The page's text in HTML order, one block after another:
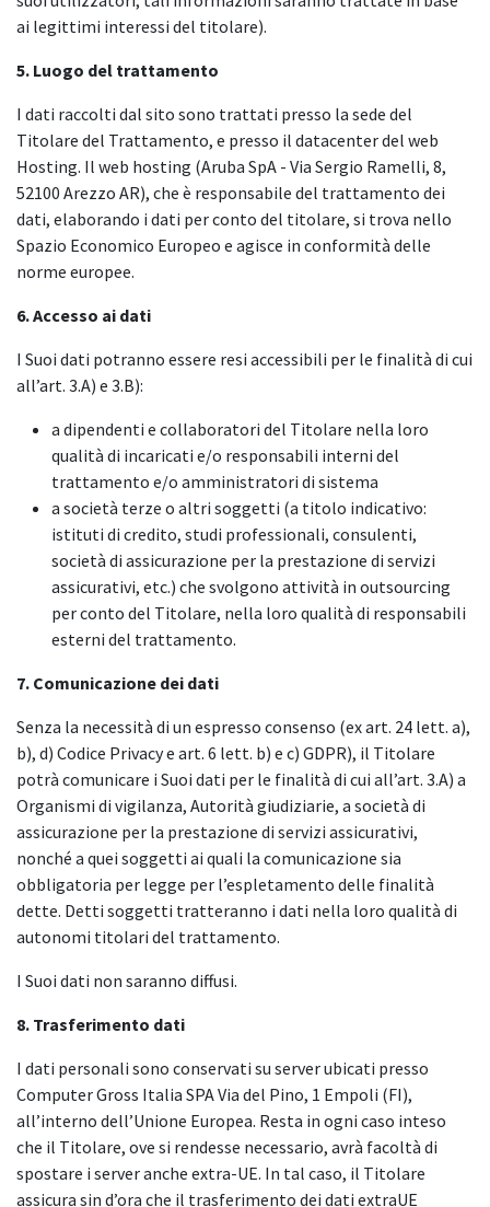
ai legittimi interessi del titolare).
5. Luogo del trattamento
I dati raccolti dal sito sono trattati presso la sede del
Titolare del Trattamento, e presso il datacenter del web
Hosting. Il web hosting (Aruba SpA - Via Sergio Ramelli, 8,
52100 Arezzo AR), che è responsabile del trattamento dei
dati, elaborando i dati per conto del titolare, si trova nello
Spazio Economico Europeo e agisce in conformità delle
norme europee.
6. Accesso ai dati
I Suoi dati potranno essere resi accessibili per le finalità di cui
all’art. 3.A) e 3.B):
a dipendenti e collaboratori del Titolare nella loro
qualità di incaricati e/o responsabili interni del
trattamento e/o amministratori di sistema
a società terze o altri soggetti (a titolo indicativo:
istituti di credito, studi professionali, consulenti,
società di assicurazione per la prestazione di servizi
assicurativi, etc.) che svolgono attività in outsourcing
per conto del Titolare, nella loro qualità di responsabili
esterni del trattamento.
7. Comunicazione dei dati
Senza la necessità di un espresso consenso (ex art. 24 lett. a),
b), d) Codice Privacy e art. 6 lett. b) e c) GDPR), il Titolare
potrà comunicare i Suoi dati per le finalità di cui all’art. 3.A) a
Organismi di vigilanza, Autorità giudiziarie, a società di
assicurazione per la prestazione di servizi assicurativi,
nonché a quei soggetti ai quali la comunicazione sia
obbligatoria per legge per l’espletamento delle finalità
dette. Detti soggetti tratteranno i dati nella loro qualità di
autonomi titolari del trattamento.
I Suoi dati non saranno diffusi.
8. Trasferimento dati
I dati personali sono conservati su server ubicati presso
Computer Gross Italia SPA Via del Pino, 1 Empoli (FI),
all’interno dell’Unione Europea. Resta in ogni caso inteso
che il Titolare, ove si rendesse necessario, avrà facoltà di
spostare i server anche extra-UE. In tal caso, il Titolare
assicura sin d’ora che il trasferimento dei dati extraUE